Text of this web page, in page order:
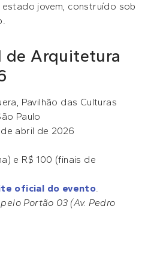
jovem, construído sob
de Arquitetura
Pavilhão das Culturas
Paulo
abril de 2026
e R$ 100 (finais de
oficial do evento.
Portão 03 (Av. Pedro